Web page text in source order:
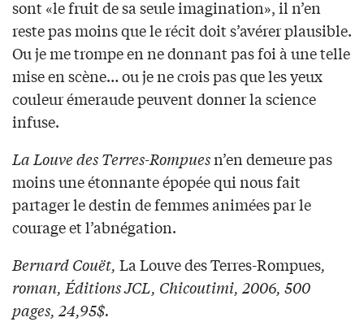
sont «le fruit de sa seule imagination», il n’en
reste pas moins que le récit doit s’avérer plausible.
Ou je me trompe en ne donnant pas foi à une telle
mise en scène… ou je ne crois pas que les yeux
couleur émeraude peuvent donner la science
infuse.
La Louve des Terres-Rompuesn’en demeure pas
moins une étonnante épopée qui nous fait
partager le destin de femmes animées par le
courage et l’abnégation.
Bernard Couët, La Louve des Terres-Rompues,
roman, Éditions JCL, Chicoutimi, 2006, 500
pages, 24,95$.